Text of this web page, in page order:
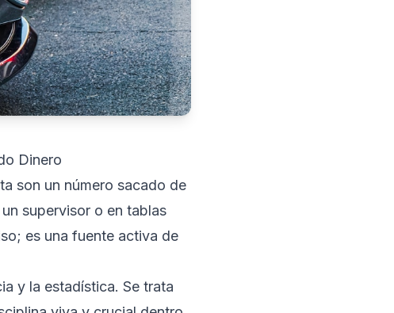
Dinero
son un número sacado de
supervisor o en tablas
es una fuente activa de
y la estadística. Se trata